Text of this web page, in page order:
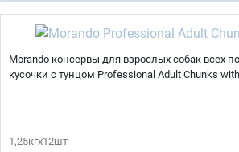
Morando консервы для взрослых собак всех
кусочки с тунцом Professional Adult Chunks
1,25кгх12шт